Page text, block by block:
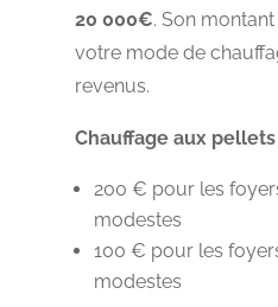
20 000€. Son
votre mode de
revenus.
Chauffage aux pellets
200 € pour les
modestes
100 € pour les
modestes